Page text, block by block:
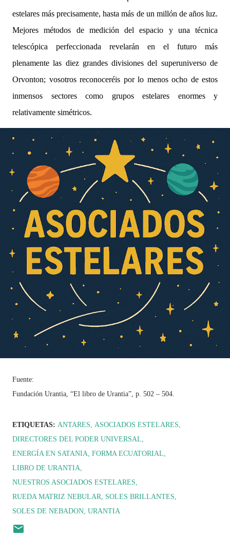
estelares más precisamente, hasta más de un millón de años luz.
Mejores métodos de medición del espacio y una técnica
telescópica perfeccionada revelarán en el futuro más
plenamente las diez grandes divisiones del superuniverso de
Orvonton; vosotros reconoceréis por lo menos ocho de estos
inmensos sectores como grupos estelares enormes y
relativamente simétricos.
Fuente:
Fundación Urantia, “El libro de Urantia”, p. 502 – 504.
ETIQUETAS: ANTARES ASOCIADOS ESTELARES
DIRECTORES DEL PODER UNIVERSAL
ENERGÍA EN SATANIA FORMA ECUATORIAL
LIBRO DE URANTIA
NUESTROS ASOCIADOS ESTELARES
RUEDA MATRIZ NEBULAR SOLES BRILLANTES
SOLES DE NEBADON URANTIA